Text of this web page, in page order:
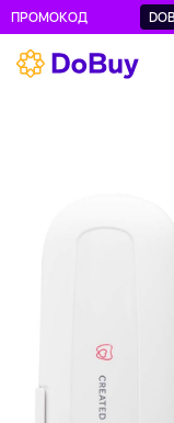
ПРОМОКОД